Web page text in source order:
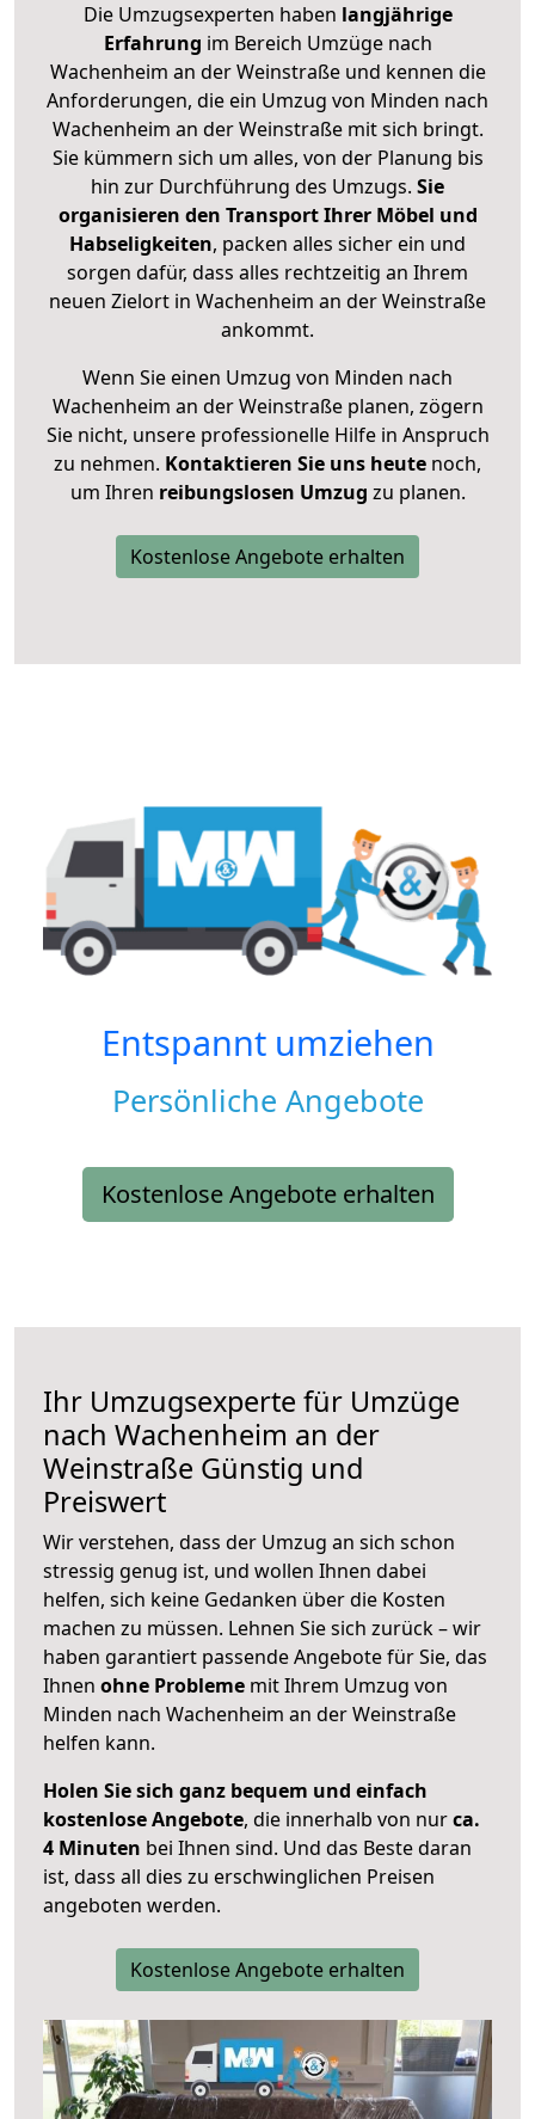
Die Umzugsexperten haben langjährige
Erfahrung im Bereich Umzüge nach
Wachenheim an der Weinstraße und kennen die
Anforderungen, die ein Umzug von Minden nach
Wachenheim an der Weinstraße mit sich bringt.
Sie kümmern sich um alles, von der Planung bis
hin zur Durchführung des Umzugs. Sie
organisieren den Transport Ihrer Möbel und
Habseligkeiten, packen alles sicher ein und
sorgen dafür, dass alles rechtzeitig an Ihrem
neuen Zielort in Wachenheim an der Weinstraße
ankommt.
Wenn Sie einen Umzug von Minden nach
Wachenheim an der Weinstraße planen, zögern
Sie nicht, unsere professionelle Hilfe in Anspruch
zu nehmen. Kontaktieren Sie uns heute noch,
um Ihren reibungslosen Umzug zu planen.
Kostenlose Angebote erhalten
Entspannt umziehen
Persönliche Angebote
Kostenlose Angebote erhalten
Ihr Umzugsexperte für Umzüge
nach Wachenheim an der
Weinstraße Günstig und
Preiswert
Wir verstehen, dass der Umzug an sich schon
stressig genug ist, und wollen Ihnen dabei
helfen, sich keine Gedanken über die Kosten
machen zu müssen. Lehnen Sie sich zurück – wir
haben garantiert passende Angebote für Sie, das
Ihnen ohne Probleme mit Ihrem Umzug von
Minden nach Wachenheim an der Weinstraße
helfen kann.
Holen Sie sich ganz bequem und einfach
kostenlose Angebote, die innerhalb von nurca.
4 Minuten bei Ihnen sind. Und das Beste daran
ist, dass all dies zu erschwinglichen Preisen
angeboten werden.
Kostenlose Angebote erhalten